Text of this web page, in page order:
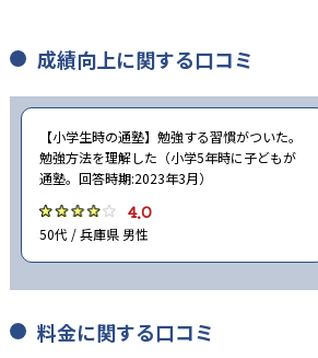
-
同志社大学 - 立命館大学
東京理科大学
-
成績向上に関する口コミ
【小学生時の通塾】勉強する習慣がついた。
勉強方法を理解した（小学5年時に子どもが
通塾。回答時期:2023年3月）
4.0
50代 / 兵庫県 男性
料金に関する口コミ